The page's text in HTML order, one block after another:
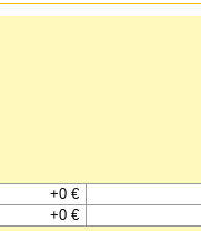
+0 €
+0 €